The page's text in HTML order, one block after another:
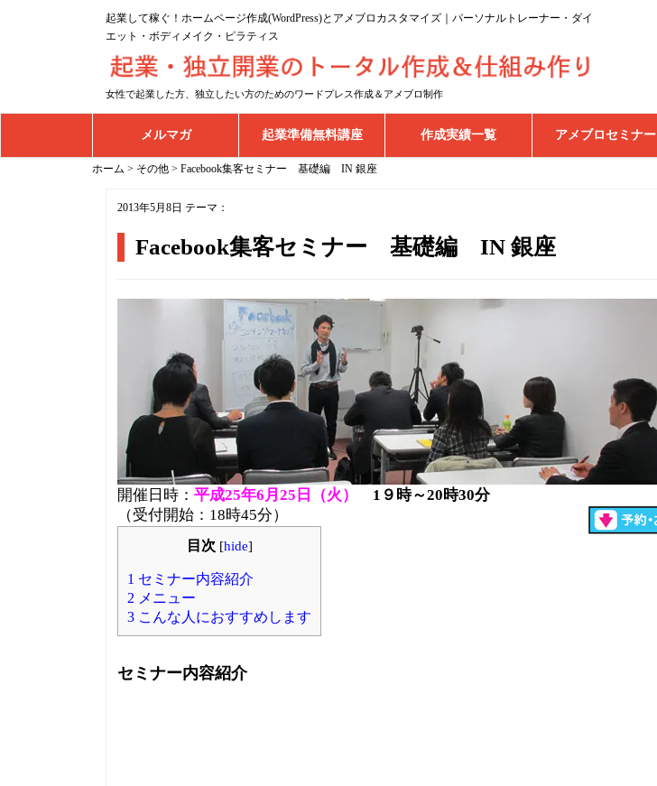
起業して稼ぐ！ホームページ作成(WordPress)とアメブロカスタマイズ｜パーソナルトレーナー・ダイ
エット・ボディメイク・ピラティス
女性で起業した方、独立したい方のためのワードプレス作成＆アメブロ制作
メルマガ 起業準備無料講座 作成実績一覧 アメブロセミナー
ホーム > その他 > Facebook集客セミナー 基礎編 IN 銀座
2013年5月8日 テーマ：
Facebook集客セミナー 基礎編 IN 銀座
開催日時： 平成25年6月25日（火） 1９時～20時30分
（受付開始：18時45分）
目次 [hide]
1 セミナー内容紹介
2 メニュー
3 こんな人におすすめします
セミナー内容紹介